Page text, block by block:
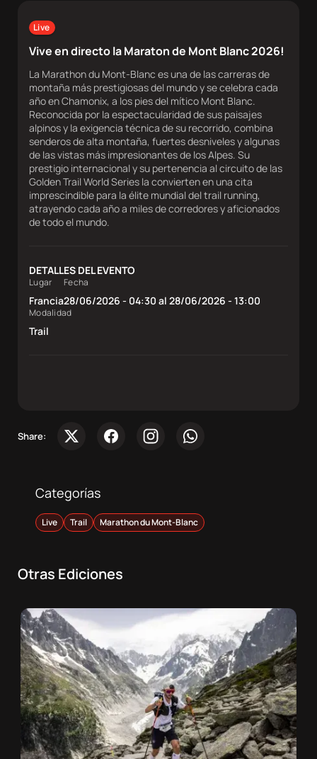
Live
Vive en directo la Maraton de Mont Blanc 2026!
La Marathon du Mont-Blanc es una de las carreras de
montaña más prestigiosas del mundo y se celebra cada
año en Chamonix, a los pies del mítico Mont Blanc.
Reconocida por la espectacularidad de sus paisajes
alpinos y la exigencia técnica de su recorrido, combina
senderos de alta montaña, fuertes desniveles y algunas
de las vistas más impresionantes de los Alpes. Su
prestigio internacional y su pertenencia al circuito de las
Golden Trail World Series la convierten en una cita
imprescindible para la élite mundial del trail running,
atrayendo cada año a miles de corredores y aficionados
de todo el mundo.
DETALLES DEL EVENTO
Lugar
Francia
Fecha
28/06/2026 - 04:30 al 28/06/2026 - 13:00
Modalidad
Trail
Share:
Categorías
Live Trail Marathon du Mont-Blanc
Otras Ediciones